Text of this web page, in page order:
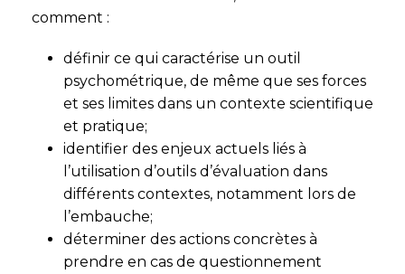
comment :
définir ce qui caractérise un outil
psychométrique, de même que ses forces
et ses limites dans un contexte scientifique
et pratique;
identifier des enjeux actuels liés à
l’utilisation d’outils d’évaluation dans
différents contextes, notamment lors de
l’embauche;
déterminer des actions concrètes à
prendre en cas de questionnement